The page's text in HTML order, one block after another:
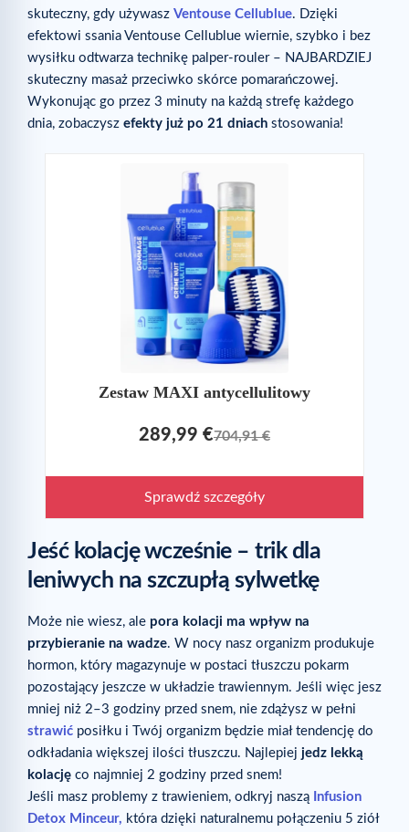
skuteczny, gdy używasz Ventouse Cellublue. Dzięki
efektowi ssania Ventouse Cellublue wiernie, szybko i bez
wysiłku odtwarza technikę palper-rouler – NAJBARDZIEJ
skuteczny masaż przeciwko skórce pomarańczowej.
Wykonując go przez 3 minuty na każdą strefę każdego
dnia, zobaczysz efekty już po 21 dniach stosowania!
Zestaw MAXI antycellulitowy
289,99 €704,91 €
Sprawdź szczegóły
Jeść kolację wcześnie – trik dla
leniwych na szczupłą sylwetkę
Może nie wiesz, ale pora kolacji ma wpływ na
przybieranie na wadze. W nocy nasz organizm produkuje
hormon, który magazynuje w postaci tłuszczu pokarm
pozostający jeszcze w układzie trawiennym. Jeśli więc jesz
mniej niż 2–3 godziny przed snem, nie zdążysz w pełni
strawić posiłku i Twój organizm będzie miał tendencję do
odkładania większej ilości tłuszczu. Najlepiej jedz lekką
kolację co najmniej 2 godziny przed snem!
Jeśli masz problemy z trawieniem, odkryj naszą Infusion
Detox Minceur, która dzięki naturalnemu połączeniu 5 ziół